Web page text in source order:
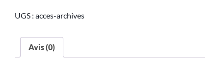
UGS : acces-archives
Avis (0)